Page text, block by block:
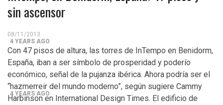
Control del Senado EUA en juego en 2da vuelta
4 YEARS AGO
¡Finalmente! Cámara de Representantes obtiene
declaraciones de impuestos de Donald Trump
4 YEARS AGO
sin ascensor
08/11/2013
Con 47 pisos de altura, las torres de InTempo en Benidorm,
España, iban a ser símbolo de prosperidad y poderío
económico, señal de la pujanza ibérica. Ahora podría ser el
“hazmerreir del mundo moderno”, según sugiere Cammy
Harbinson en International Design Times. El edificio de